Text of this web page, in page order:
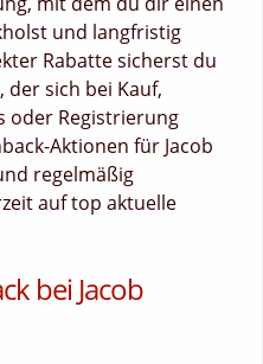
und langfristig
Rabatte sicherst du
sich bei Kauf,
oder Registrierung
Aktionen für Jacob
regelmäßig
auf top aktuelle
bei Jacob